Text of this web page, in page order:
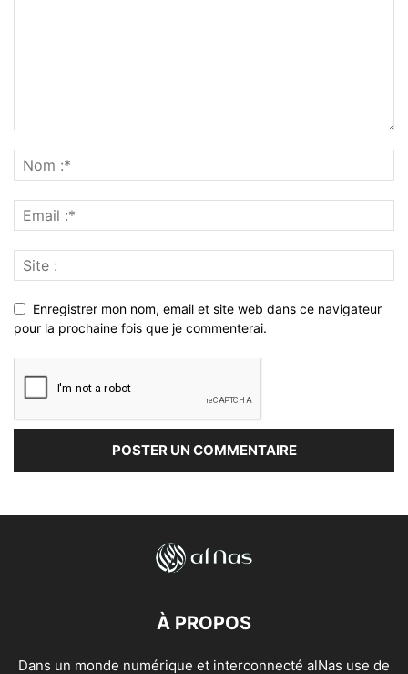
Enregistrer mon nom, email et site web dans ce navigateur
pour la prochaine fois que je commenterai.
À PROPOS
Dans un monde numérique et interconnecté alNas use de